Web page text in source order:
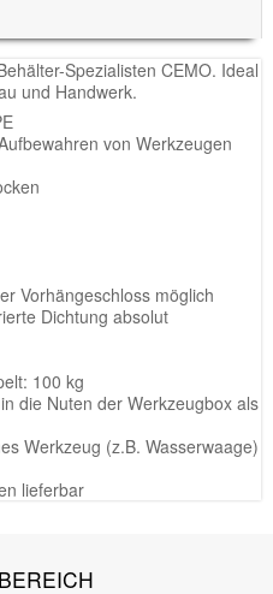
Spezialisten CEMO. Ideal
und Handwerk.
von Werkzeugen
Vorhängeschloss möglich
Dichtung absolut
100 kg
die Nuten der Werkzeugbox als
Werkzeug (z.B. Wasserwaage)
lieferbar